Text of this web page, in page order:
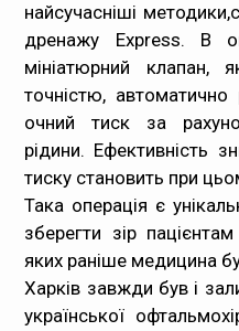
найсучасніші
дренажу Express. В
мініатюрний клапан,
точністю,
очний тиск за
рідини. Ефективність
тиску становить при
Така операція є
зберегти зір
яких раніше медицина
Харків завжди був і
української